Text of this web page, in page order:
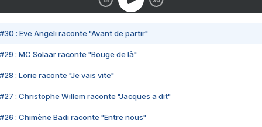
#30 : Eve Angeli raconte "Avant de partir"
#29 : MC Solaar raconte "Bouge de là"
#28 : Lorie raconte "Je vais vite"
#27 : Christophe Willem raconte "Jacques a dit"
#26 : Chimène Badi raconte "Entre nous"